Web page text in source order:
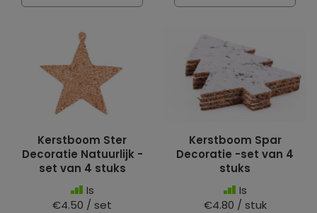
Kerstboom Ster
Decoratie Natuurlijk -
set van 4 stuks
Is
€4.50 / set
Kerstboom Spar
Decoratie -set van 4
stuks
Is
€4.80 / stuk